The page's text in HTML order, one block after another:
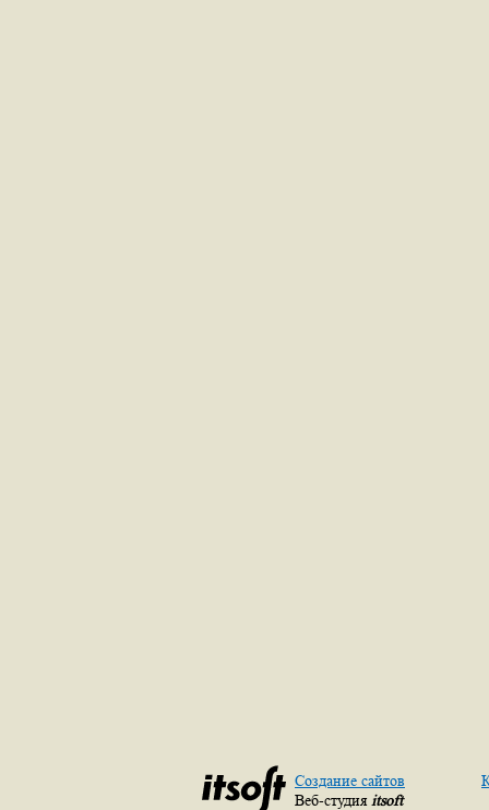
Создание сайтов
Веб-студия itsoft